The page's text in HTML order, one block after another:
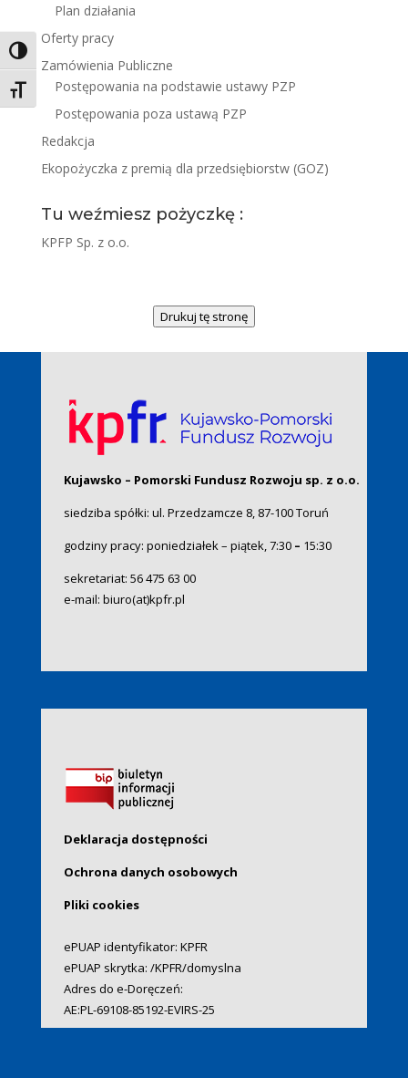
Toggle High Contrast
Toggle Font size
Plan działania
Oferty pracy
Zamówienia Publiczne
Postępowania na podstawie ustawy PZP
Postępowania poza ustawą PZP
Redakcja
Ekopożyczka z premią dla przedsiębiorstw (GOZ)
Tu weźmiesz pożyczkę :
KPFP Sp. z o.o.
Drukuj tę stronę
Kujawsko – Pomorski Fundusz Rozwoju sp. z o.o.
siedziba spółki: ul. Przedzamcze 8, 87-100 Toruń
godziny pracy: poniedziałek – piątek, 7:30– 15:30
sekretariat: 56 475 63 00
e-mail: biuro(at)kpfr.pl
Deklaracja dostępności
Ochrona danych osobowych
Pliki cookies
ePUAP identyfikator: KPFR
ePUAP skrytka: /KPFR/domyslna
Adres do e-Doręczeń:
AE:PL-69108-85192-EVIRS-25